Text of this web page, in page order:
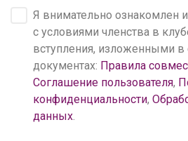
Я внимательно ознакомлен
с условиями членства в
вступления, изложенными
документах: Правила
Соглашение пользователя,
конфиденциальности,
данных